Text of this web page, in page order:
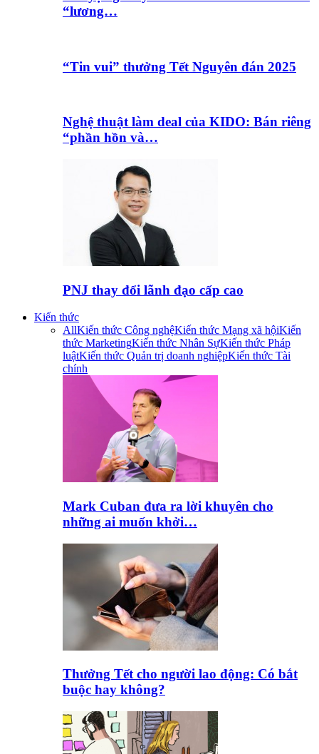
“lương…
“Tin vui” thưởng Tết Nguyên đán 2025
Nghệ thuật làm deal của KIDO: Bán riêng
“phần hồn và…
PNJ thay đổi lãnh đạo cấp cao
Kiến thức
AllKiến thức Công nghệKiến thức Mạng xã hộiKiến
thức MarketingKiến thức Nhân SựKiến thức Pháp
luậtKiến thức Quản trị doanh nghiệpKiến thức Tài
chính
Mark Cuban đưa ra lời khuyên cho
những ai muốn khởi…
Thưởng Tết cho người lao động: Có bắt
buộc hay không?